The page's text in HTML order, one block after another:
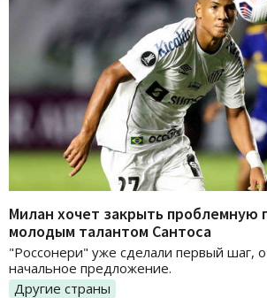
Милан хочет закрыть проблемную
молодым талантом Сантоса
"Россонери" уже сделали первый шаг,
начальное предложение.
Другие страны